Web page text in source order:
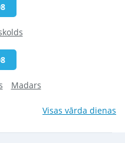
Madars
Visas vārda dienas